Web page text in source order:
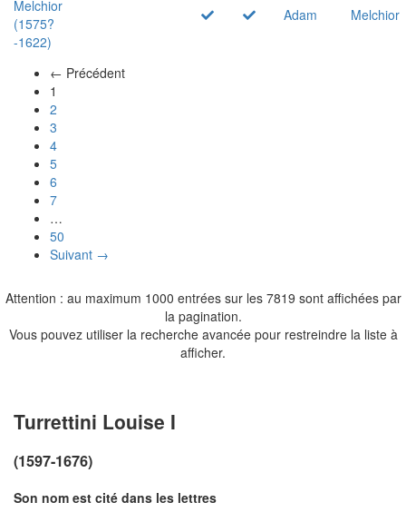
Melchior
(1575?
-1622)
Adam Melchior
← Précédent
1
2
3
4
5
6
7
…
50
Suivant →
Attention : au maximum 1000 entrées sur les 7819 sont affichées par
la pagination.
Vous pouvez utiliser la recherche avancée pour restreindre la liste à
afficher.
Turrettini Louise I
(1597-1676)
Son nom est cité dans les lettres